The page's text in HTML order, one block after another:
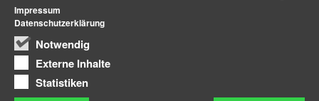
Notwendig
Externe Inhalte
Statistiken
Impressum
Datenschutzerklärung